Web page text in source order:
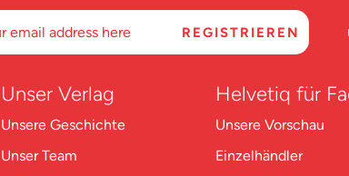
Unser Verlag
Unsere Geschichte
Unser Team
Helvetiq für
Unsere Vorschau
Einzelhändler